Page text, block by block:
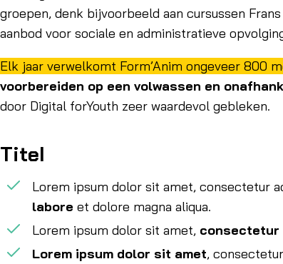
groepen, denk bijvoorbeeld aan cursussen
aanbod voor sociale en administratieve
Elk jaar verwelkomt Form’Anim ongeveer 800
voorbereiden op een volwassen en
door Digital forYouth zeer waardevol gebleken.
Titel
Lorem ipsum dolor sit amet, consectetur
labore et dolore magna aliqua.
Lorem ipsum dolor sit amet, consectetur
Lorem ipsum dolor sit amet,